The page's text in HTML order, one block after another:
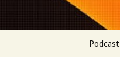
Podcast